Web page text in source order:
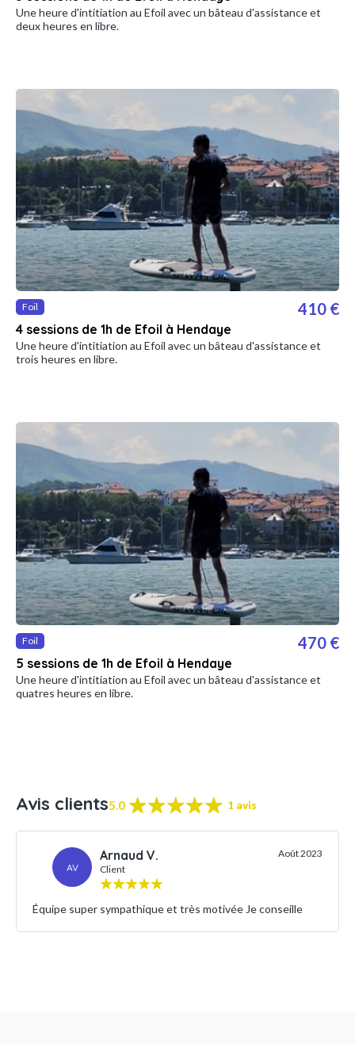
Une heure d'intitiation au Efoil avec un bâteau d'assistance et
deux heures en libre.
Foil
4 sessions de 1h de Efoil à Hendaye
410 €
Une heure d'intitiation au Efoil avec un bâteau d'assistance et
trois heures en libre.
Foil
5 sessions de 1h de Efoil à Hendaye
470 €
Une heure d'intitiation au Efoil avec un bâteau d'assistance et
quatres heures en libre.
Avis clients5.0 1 avis
AV
Arnaud V.
Client
Août 2023
Équipe super sympathique et très motivée Je conseille